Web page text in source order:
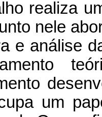
realiza
nele
e análise
um